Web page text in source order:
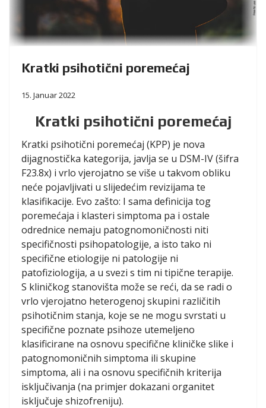
Kratki psihotični poremećaj
15. Januar 2022
Kratki psihotični poremećaj
Kratki psihotični poremećaj (KPP) je nova
dijagnostička kategorija, javlja se u DSM-IV (šifra
F23.8x) i vrlo vjerojatno se više u takvom obliku
neće pojavljivati u slijedećim revizijama te
klasifikacije. Evo zašto: I sama definicija tog
poremećaja i klasteri simptoma pa i ostale
odrednice nemaju patognomoničnosti niti
specifičnosti psihopatologije, a isto tako ni
specifične etiologije ni patologije ni
patofiziologija, a u svezi s tim ni tipične terapije.
S kliničkog stanovišta može se reći, da se radi o
vrlo vjerojatno heterogenoj skupini različitih
psihotičnim stanja, koje se ne mogu svrstati u
specifične poznate psihoze utemeljeno
klasificirane na osnovu specifične kliničke slike i
patognomoničnih simptoma ili skupine
simptoma, ali i na osnovu specifičnih kriterija
isključivanja (na primjer dokazani organitet
isključuje shizofreniju).